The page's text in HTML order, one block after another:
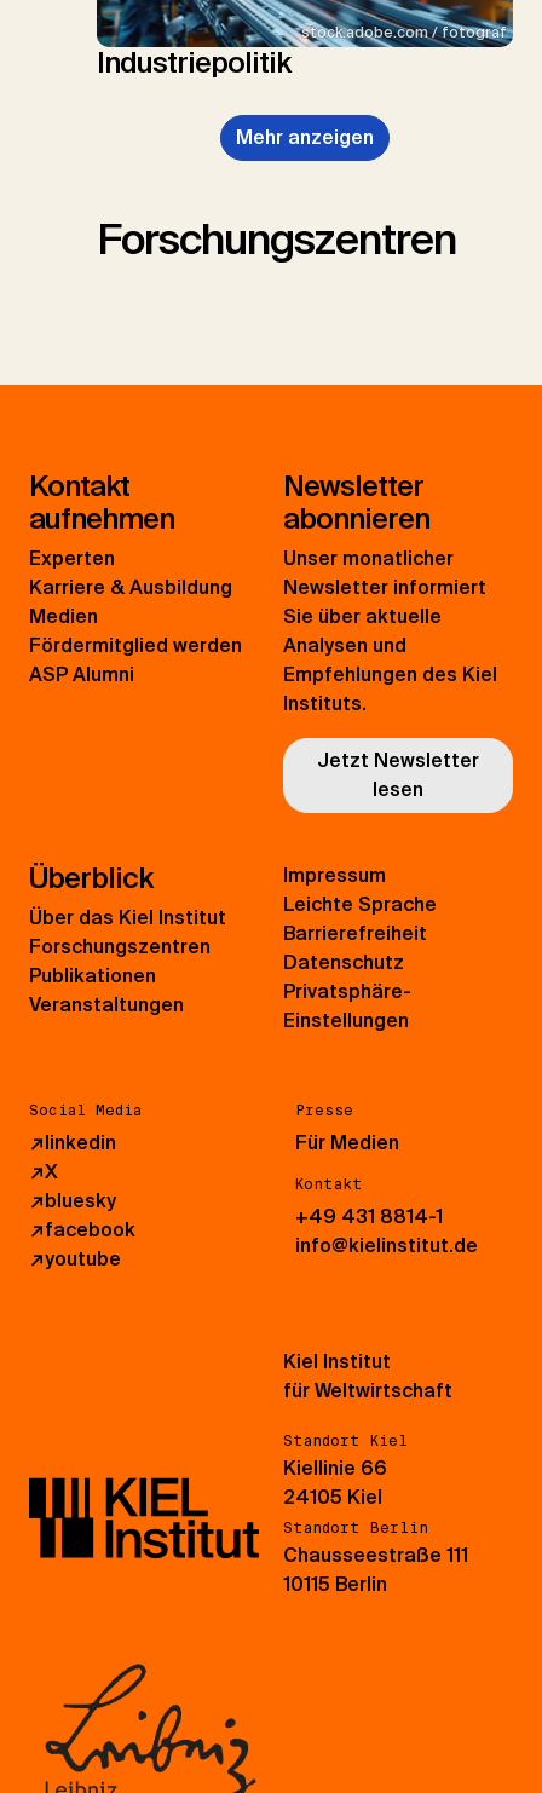
stock.adobe.com / fotograf
Industriepolitik
Mehr anzeigen
Forschungszentren
Kontakt
aufnehmen
Experten
Karriere & Ausbildung
Medien
Fördermitglied werden
ASP Alumni
Newsletter
abonnieren
Unser monatlicher
Newsletter informiert
Sie über aktuelle
Analysen und
Empfehlungen des Kiel
Instituts.
Jetzt Newsletter
lesen
Überblick
Über das Kiel Institut
Forschungszentren
Publikationen
Veranstaltungen
Social Media
↗linkedin
↗X
↗bluesky
↗facebook
↗youtube
Presse
Für Medien
Kontakt
+49 431 8814-1
info@kielinstitut.de
Impressum
Leichte Sprache
Barrierefreiheit
Datenschutz
Privatsphäre-
Einstellungen
Kiel Institut
für Weltwirtschaft
Standort Kiel
Kiellinie 66
24105 Kiel
Standort Berlin
Chausseestraße 111
10115 Berlin